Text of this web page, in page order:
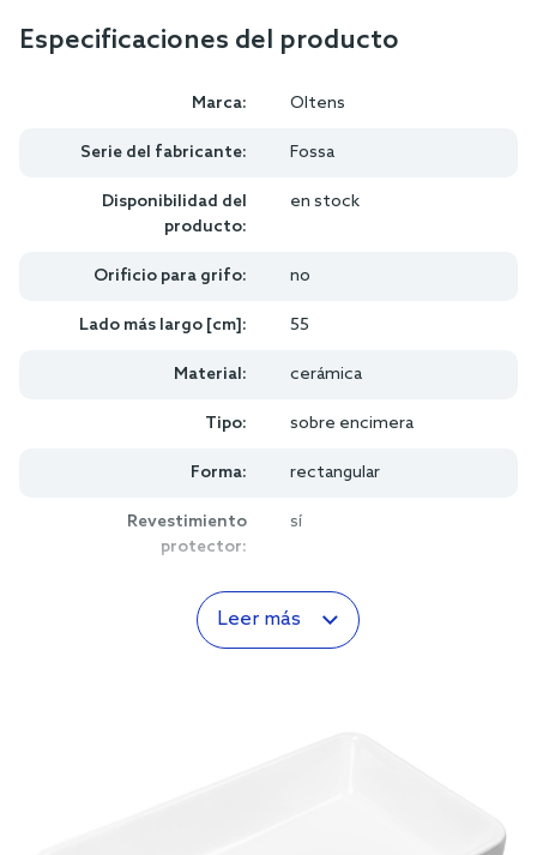
Especificaciones del producto
Marca: Oltens
Serie del fabricante: Fossa
Disponibilidad del
producto:
en stock
Orificio para grifo: no
Lado más largo [cm]: 55
Material: cerámica
Tipo: sobre encimera
Forma: rectangular
Revestimiento
protector:
sí
Leer más